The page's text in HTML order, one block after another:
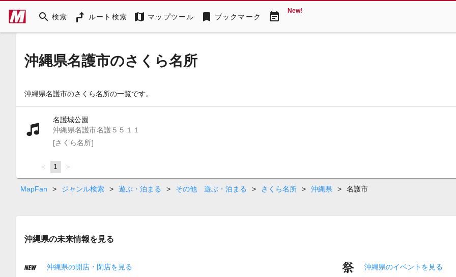
search 検索 ルート検索 map マップツール bookmark ブックマーク event_note New!
沖縄県名護市のさくら名所
沖縄県名護市のさくら名所の一覧です。
名護城公園
沖縄県名護市名護５５１１
[さくら名所]
page
You're
on
page
1 page
MapFan > ジャンル検索 > 遊ぶ・泊まる > その他 遊ぶ・泊まる > さくら名所 > 沖縄県 > 名護市
沖縄県の未来情報を見る
沖縄県の開店・閉店を見る 沖縄県のイベントを見る